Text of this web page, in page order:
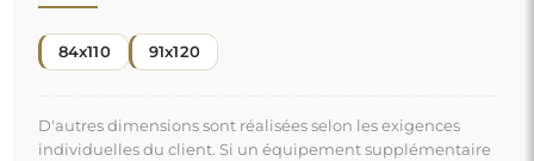
84x110 91x120
D'autres dimensions sont réalisées selon les exigences
individuelles du client. Si un équipement supplémentaire